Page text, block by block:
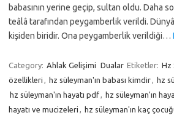
babasının yerine geçip, sultan oldu. Daha
teâlâ tarafından peygamberlik verildi.
kişiden biridir. Ona peygamberlik verildiği…
Category: Ahlak Gelişimi Dualar Etiketler: Hz
özellikleri , hz süleyman'ın babası kimdir, hz
hz süleyman'ın hayatı pdf, hz süleyman'ın
hayatı ve mucizeleri , hz süleyman'ın kaç